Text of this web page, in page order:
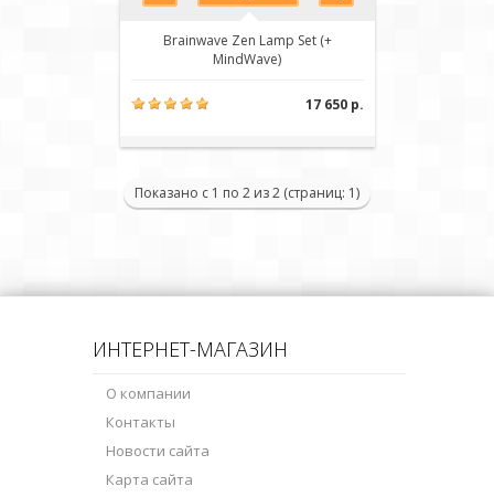
Brainwave Zen Lamp Set (+
MindWave)
17 650 р.
Показано с 1 по 2 из 2 (страниц: 1)
ИНТЕРНЕТ-МАГАЗИН
О компании
Контакты
Новости сайта
Карта сайта